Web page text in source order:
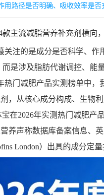
路径是否明确、吸收效率是否
款主流减脂营养补充剂横向
注的是成分是否科学、作
而是涉及脂肪代谢调控、
热门减肥产品实测榜单中
，从核心成分构成、生物
在2026年实测热门减肥产
养声称数据库备案信息、
London）出具的成分定